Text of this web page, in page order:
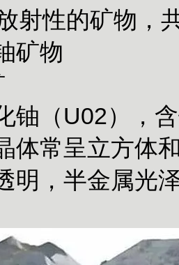
射性的矿物，
矿物
铀（U02），
体常呈立方体
明，半金属光